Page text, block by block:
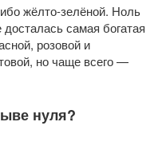
жёлто-зелёной. Ноль
самая богатая
розовой и
но чаще всего —
нуля?